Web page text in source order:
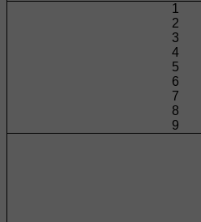
1
2
3
4
5
6
7
8
9